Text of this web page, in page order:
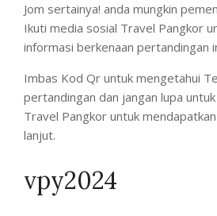
Jom sertainya! anda mungkin
Ikuti media sosial Travel Pangkor
informasi berkenaan pertandingan
Imbas Kod Qr untuk mengetahui
pertandingan dan jangan lupa
Travel Pangkor untuk
lanjut.
vpy2024